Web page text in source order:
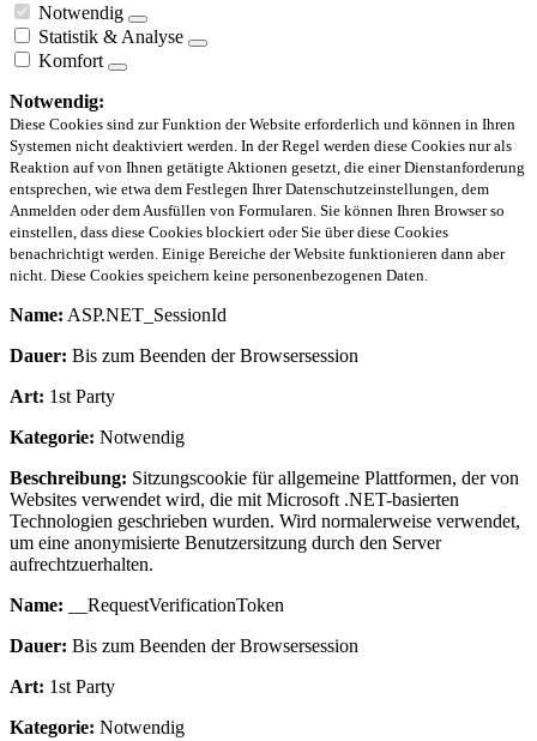
Notwendig
Statistik & Analyse
Komfort
Notwendig:
Diese Cookies sind zur Funktion der Website erforderlich und können in Ihren
Systemen nicht deaktiviert werden. In der Regel werden diese Cookies nur als
Reaktion auf von Ihnen getätigte Aktionen gesetzt, die einer Dienstanforderung
entsprechen, wie etwa dem Festlegen Ihrer Datenschutzeinstellungen, dem
Anmelden oder dem Ausfüllen von Formularen. Sie können Ihren Browser so
einstellen, dass diese Cookies blockiert oder Sie über diese Cookies
benachrichtigt werden. Einige Bereiche der Website funktionieren dann aber
nicht. Diese Cookies speichern keine personenbezogenen Daten.
Name: ASP.NET_SessionId
Dauer: Bis zum Beenden der Browsersession
Art: 1st Party
Kategorie: Notwendig
Beschreibung: Sitzungscookie für allgemeine Plattformen, der von
Websites verwendet wird, die mit Microsoft .NET-basierten
Technologien geschrieben wurden. Wird normalerweise verwendet,
um eine anonymisierte Benutzersitzung durch den Server
aufrechtzuerhalten.
Name: __RequestVerificationToken
Dauer: Bis zum Beenden der Browsersession
Art: 1st Party
Kategorie: Notwendig